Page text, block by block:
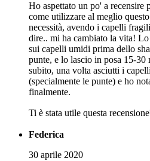
Ho aspettato un po' a recensire
come utilizzare al meglio
necessità, avendo i capelli
dire.. mi ha cambiato la vita!
sui capelli umidi prima dello
punte, e lo lascio in posa 15-
subito, una volta asciutti i
(specialmente le punte) e ho
finalmente.
Ti è stata utile questa
Federica
30 aprile 2020